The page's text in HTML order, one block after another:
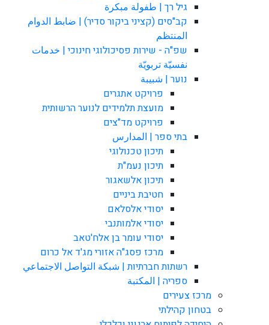
גיל רך | طفولة مبكرة
קב"סים (קציני ביקור סדיר) | ضابط الدوام
المنتظم
שפ"ה - שירות פסיכולוגי חינוכי | خدمات
نفسيّة تربويّة
נוער | شبيبة
פרויקט אתגרים
מועצת תלמידים לנוער הרשותית
פרויקט מד"צים
בתי ספר | المدارس
תיכון טכנולוגי
תיכון נעמ"ת
תיכון אלשאגור
חטיבת ביניים
יסודי אלסלאם
יסודי אלמותנבי
יסודי עומר בן אלח'טאב
מרכז פסג"ה אזורי מג'ד אל כרום
רשתות חברתיות | شبكة التواصل الاجتماعي
ספריה | المكتبة
מרכז צעירים
בטחון קהילתי